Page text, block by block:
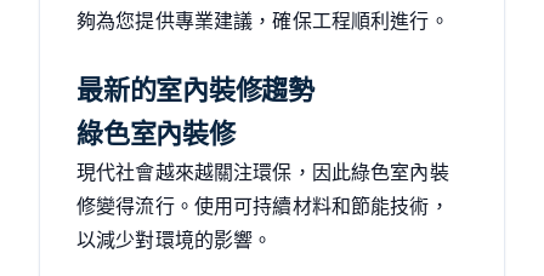
夠為您提供專業建議，確保工程順利進行。
最新的室內裝修趨勢
綠色室內裝修
現代社會越來越關注環保，因此綠色室內裝
修變得流行。使用可持續材料和節能技術，
以減少對環境的影響。